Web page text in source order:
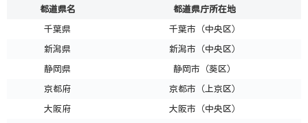
都道県名 都道県庁所在地
千葉県 千葉市（中央区）
新潟県 新潟市（中央区）
静岡県 静岡市（葵区）
京都府 京都市（上京区）
大阪府 大阪市（中央区）